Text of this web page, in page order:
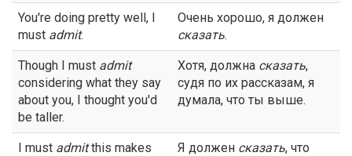
You're doing pretty well, I
must admit.
Очень хорошо, я должен
сказать.
Though I must admit
considering what they say
about you, I thought you'd
be taller.
Хотя, должна сказать,
судя по их рассказам, я
думала, что ты выше.
I must admitthis makes
Я должен сказать, что